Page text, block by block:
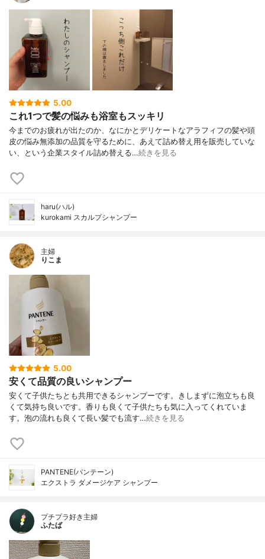
5.00
これ1つで髪の悩みも浴室もスッキリ
今までのお疲れが出たのか、なにかとデリケートなアラフィフの髪や頭
皮の悩み無添加の品質を守るために、あえて詰め替え用を販売していな
い、という企業スタイル詰め替える…続きを見る
haru(ハル)
kurokami スカルプシャンプー
主婦
りこま
5.00
安くて品質の良いシャンプー
安くて子供たちとも共用できるシャンプーです。きしまずに泡立ちも良
くて気持ち良いです。香りも良くて子供たちも気に入ってくれていま
す。泡の流れも良くて長い髪でも流す…続きを見る
PANTENE(パンテーン)
エクストラ ダメージケア シャンプー
プチプラ好き主婦
ふたば